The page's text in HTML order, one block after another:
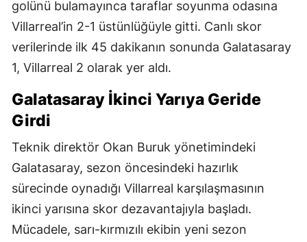
golünü bulamayınca taraflar soyunma odasına
Villarreal’in 2-1 üstünlüğüyle gitti. Canlı skor
verilerinde ilk 45 dakikanın sonunda Galatasaray
1, Villarreal 2 olarak yer aldı.
Galatasaray İkinci Yarıya Geride
Girdi
Teknik direktör Okan Buruk yönetimindeki
Galatasaray, sezon öncesindeki hazırlık
sürecinde oynadığı Villarreal karşılaşmasının
ikinci yarısına skor dezavantajıyla başladı.
Mücadele, sarı-kırmızılı ekibin yeni sezon